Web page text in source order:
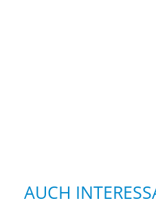
AUCH